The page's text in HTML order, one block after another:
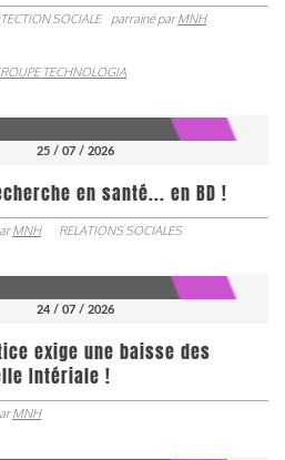
SOCIALE parrainé parMNH
TECHNOLOGIA
25 / 07 / 2026
en santé... en BD !
MNH RELATIONS SOCIALES
24 / 07 / 2026
exige une baisse des
Intériale !
MNH